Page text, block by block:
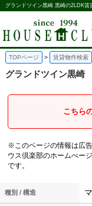
TOPページ 賃貸物件検索
グランドツイン黒崎
こちら
※このページの情報は広
ウス倶楽部のホームぺー
です。
種別 / 構造